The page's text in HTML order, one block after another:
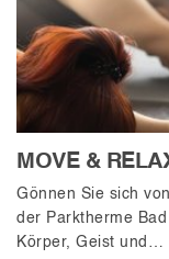
MOVE &
Gönnen Sie sich
der Parktherme
Körper, Geist und…